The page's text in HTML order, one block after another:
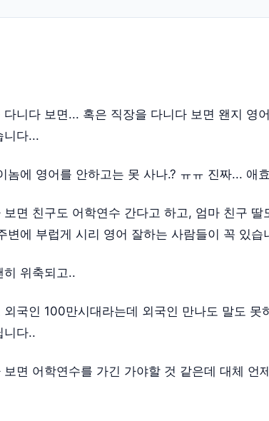
다니다 보면... 혹은 직장을 다니다 보면 왠지 영
니다...
놈에 영어를 안하고는 못 사나.? ㅠㅠ 진짜... 애
보면 친구도 어학연수 간다고 하고, 엄마 친구
변에 부럽게 시리 영어 잘하는 사람들이 꼭 있습
히 위축되고..
외국인 100만시대라는데 외국인 만나도 말도 못
니다..
보면 어학연수를 가긴 가야할 것 같은데 대체 언